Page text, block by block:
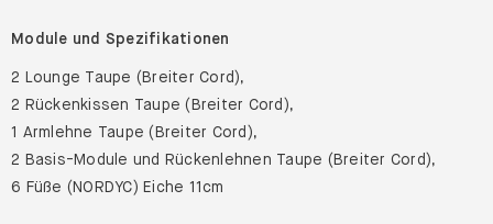
Module und Spezifikationen
2 Lounge Taupe (Breiter Cord),
2 Rückenkissen Taupe (Breiter Cord),
1 Armlehne Taupe (Breiter Cord),
2 Basis-Module und Rückenlehnen Taupe (Breiter Cord),
6 Füße (NORDYC) Eiche 11cm